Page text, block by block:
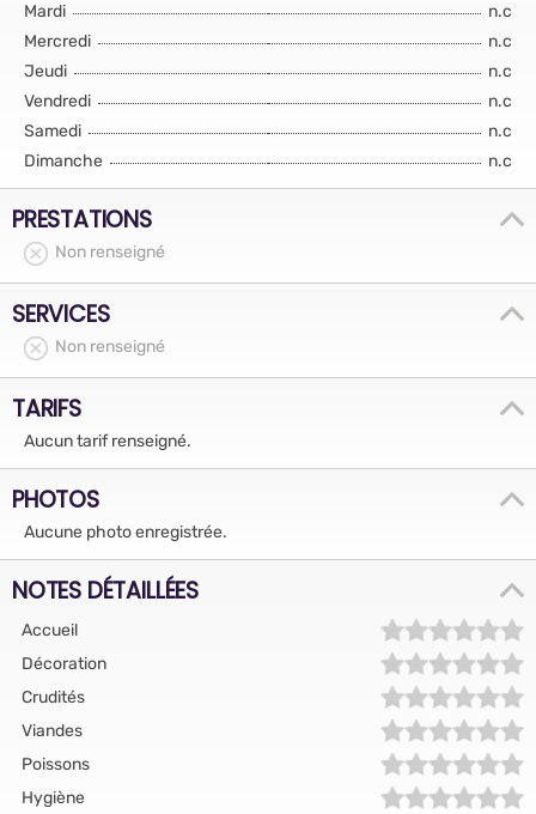
Mardi
n.c
Mercredi
n.c
Jeudi
n.c
Vendredi
n.c
Samedi
n.c
Dimanche
n.c
PRESTATIONS
Non renseigné
SERVICES
Non renseigné
TARIFS
Aucun tarif renseigné.
PHOTOS
Aucune photo enregistrée.
NOTES DÉTAILLÉES
Accueil
Décoration
Crudités
Viandes
Poissons
Hygiène